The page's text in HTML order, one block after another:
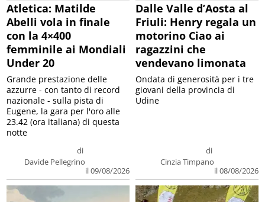
Atletica: Matilde
Abelli vola in finale
con la 4×400
femminile ai Mondiali
Under 20
di
Davide Pellegrino
il 09/08/2026
Grande prestazione delle
azzurre - con tanto di record
nazionale - sulla pista di
Eugene, la gara per l'oro alle
23.42 (ora italiana) di questa
notte
Dalle Valle d’Aosta al
Friuli: Henry regala un
motorino Ciao ai
ragazzini che
vendevano limonata
di
Cinzia Timpano
il 08/08/2026
Ondata di generosità per i tre
giovani della provincia di
Udine